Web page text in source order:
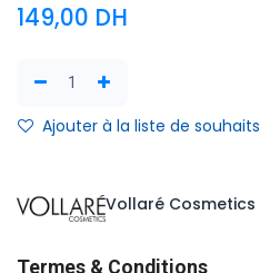
149,00 DH
Ajouter à la liste de souhaits
Vollaré Cosmetics
Termes & Conditions